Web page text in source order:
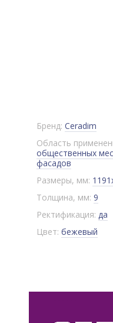
Бренд: Ceradim
Область
общественных
фасадов
Размеры, мм:
Толщина, мм: 9
Ректификация: да
Цвет: бежевый